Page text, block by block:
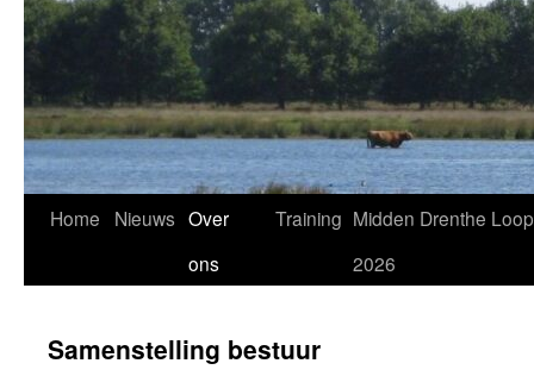
Home Nieuws Over
ons
Training Midden Drenthe Loop
2026
Samenstelling bestuur